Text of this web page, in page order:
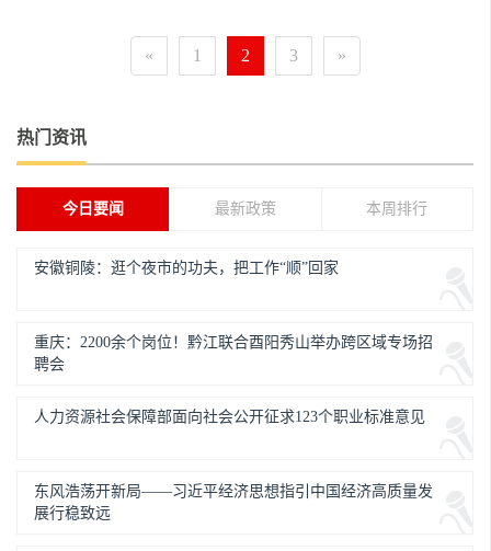
« 1 2 3 »
热门资讯
今日要闻 最新政策 本周排行
安徽铜陵：逛个夜市的功夫，把工作“顺”回家
重庆：2200余个岗位！黔江联合酉阳秀山举办跨区域专场招
聘会
人力资源社会保障部面向社会公开征求123个职业标准意见
东风浩荡开新局——习近平经济思想指引中国经济高质量发
展行稳致远